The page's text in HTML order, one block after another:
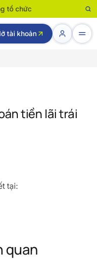
tổ chức
tài khoản
tiền lãi trái
tại:
quan